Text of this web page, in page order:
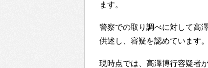
ます。
警察での取り調べに対して高
供述し、容疑を認めています。
現時点では、高澤博行容疑者